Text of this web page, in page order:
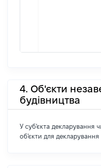
4. Об'єкти
будівництва
У суб'єкта декларування
об'єкти для декларування